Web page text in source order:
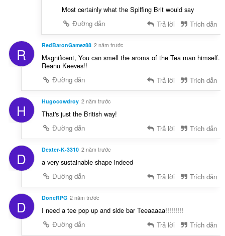
Most certainly what the Spiffing Brit would say
Đường dẫn
Trả lời Trích dẫn
R RedBaronGamez88 2 năm trước
Magnificent, You can smell the aroma of the Tea man himself.
Reanu Keeves!!
Đường dẫn
Trả lời Trích dẫn
H Hugocowdroy 2 năm trước
That's just the British way!
Đường dẫn
Trả lời Trích dẫn
D Dexter-K-3310 2 năm trước
a very sustainable shape indeed
Đường dẫn
Trả lời Trích dẫn
D DoneRPG 2 năm trước
I need a tee pop up and side bar Teeaaaaa!!!!!!!!!
Đường dẫn
Trả lời Trích dẫn